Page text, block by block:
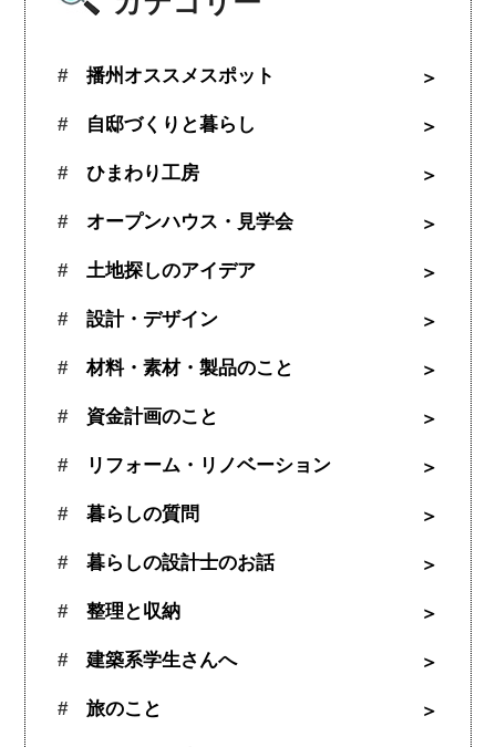
播州オススメスポット
自邸づくりと暮らし
ひまわり工房
オープンハウス・見学会
土地探しのアイデア
設計・デザイン
材料・素材・製品のこと
資金計画のこと
リフォーム・リノベーション
暮らしの質問
暮らしの設計士のお話
整理と収納
建築系学生さんへ
旅のこと